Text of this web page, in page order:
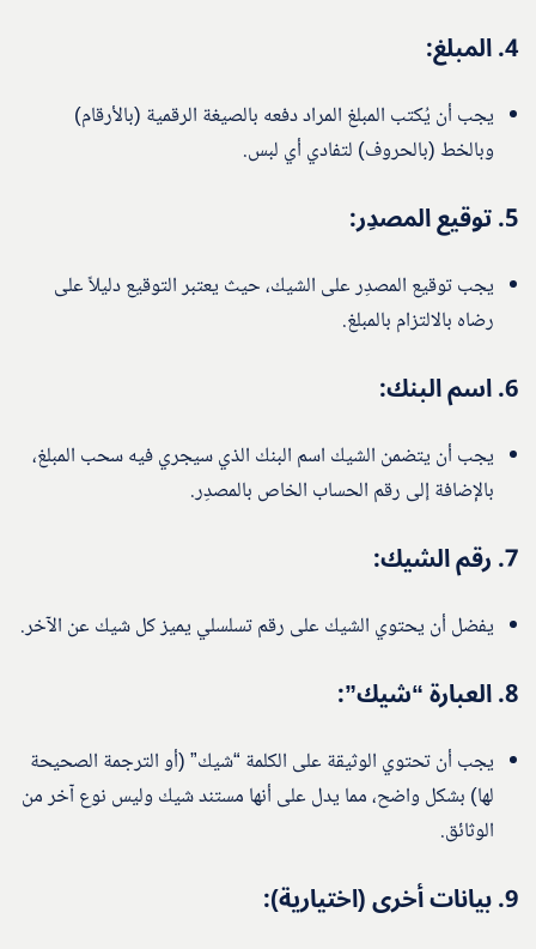
4. المبلغ:
يجب أن يُكتب المبلغ المراد دفعه بالصيغة الرقمية (بالأرقام)
وبالخط (بالحروف) لتفادي أي لبس.
5. توقيع المصدِر:
يجب توقيع المصدِر على الشيك، حيث يعتبر التوقيع دليلاً على
رضاه بالالتزام بالمبلغ.
6. اسم البنك:
يجب أن يتضمن الشيك اسم البنك الذي سيجري فيه سحب المبلغ،
بالإضافة إلى رقم الحساب الخاص بالمصدِر.
7. رقم الشيك:
يفضل أن يحتوي الشيك على رقم تسلسلي يميز كل شيك عن الآخر.
8. العبارة “شيك”:
يجب أن تحتوي الوثيقة على الكلمة “شيك” (أو الترجمة الصحيحة
لها) بشكل واضح، مما يدل على أنها مستند شيك وليس نوع آخر من
الوثائق.
9. بيانات أخرى (اختيارية):